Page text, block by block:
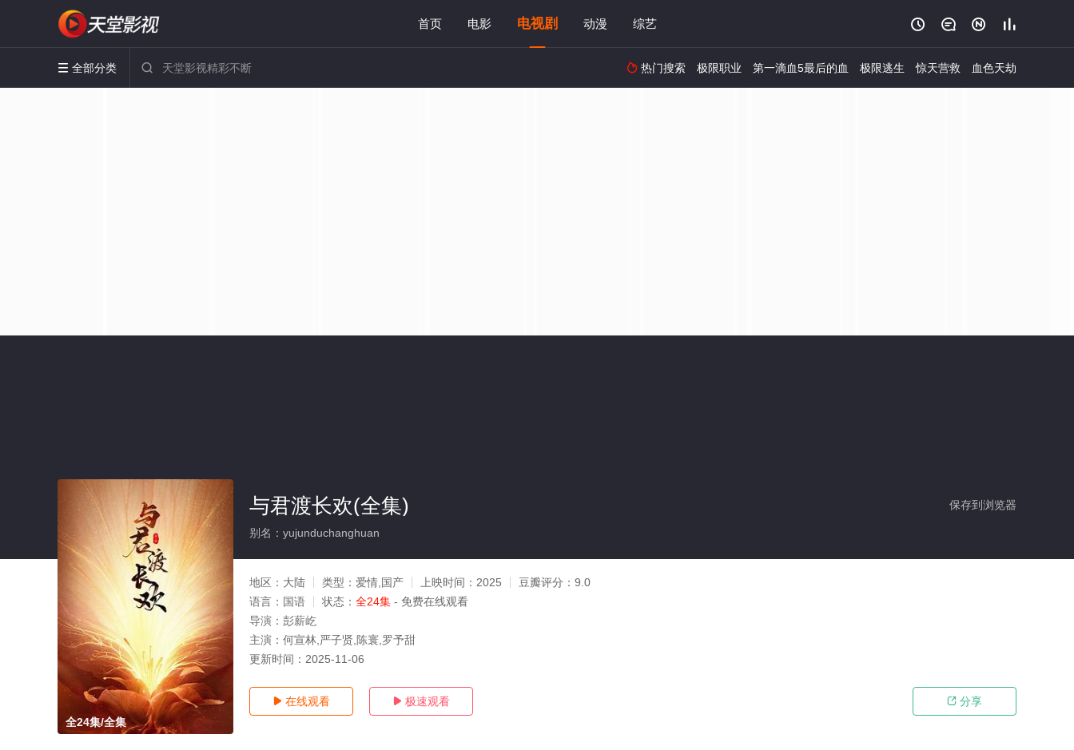
首页 电影 电视剧 动漫 综艺    
 全部分类   热门搜索 极限职业 第一滴血5最后的血 极限逃生 惊天营救 血色天劫
全24集/全集
保存到浏览器
与君渡长欢(全集)
别名：yujunduchanghuan
地区： 大陆 类型： 爱情,国产 上映时间： 2025 豆瓣评分： 9.0
语言： 国语 状态： 全24集 - 免费在线观看
导演： 彭薪屹
主演： 何宣林,严子贤,陈寰,罗予甜
更新时间： 2025-11-06
 在线观看  极速观看  分享